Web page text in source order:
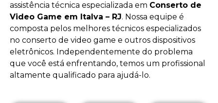
assistência técnica especializada em Conserto de
Video Game em Italva – RJ. Nossa equipe é
composta pelos melhores técnicos especializados
no conserto de video game e outros dispositivos
eletrônicos. Independentemente do problema
que você está enfrentando, temos um profissional
altamente qualificado para ajudá-lo.